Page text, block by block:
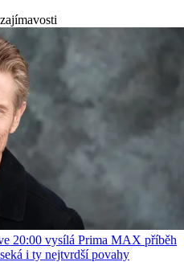
20:00 vysílá Prima MAX příběh
i ty nejtvrdší povahy